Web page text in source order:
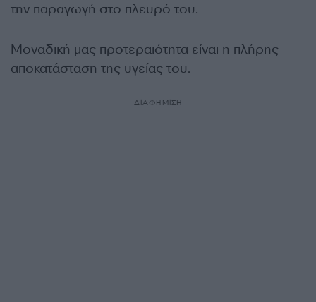
την παραγωγή στο πλευρό του.
Μοναδική μας προτεραιότητα είναι η πλήρης
αποκατάσταση της υγείας του.
ΔΙΑΦΗΜΙΣΗ